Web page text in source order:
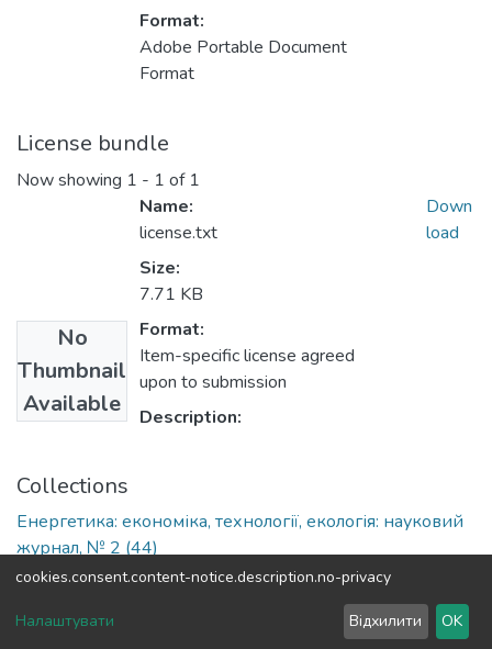
Format:
Adobe Portable Document
Format
License bundle
Now showing 1 - 1 of 1
No
Thumbnail
Available
Name:
license.txt
Size:
7.71 KB
Format:
Item-specific license agreed
upon to submission
Description:
Down
load
Collections
Енергетика: економіка, технології, екологія: науковий
журнал, № 2 (44)
DSpace software copyright © 2002-2026LYRASIS
Send Feedback
cookies.consent.content-notice.description.no-privacy
Налаштувати Відхилити OK